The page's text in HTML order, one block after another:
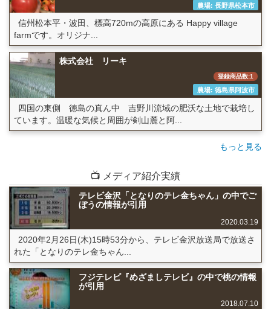
農場: 長野県松本市
信州松本平・波田、標高720mの高原にある Happy village
farmです。オリジナ...
株式会社 リーキ
登録商品数:1
農場: 徳島県阿波市
四国の東側 徳島の真ん中 吉野川流域の肥沃な土地で栽培し
ています。温暖な気候と周囲が剣山麓と阿...
もっと見る
📺 メディア紹介実績
テレビ金沢「となりのテレ金ちゃん」の中でご
ぼうの情報が引用
2020.03.19
2020年2月26日(木)15時53分から、テレビ金沢放送局で放送さ
れた「となりのテレ金ちゃん...
フジテレビ『めざましテレビ』の中で桃の情報
が引用
2018.07.10